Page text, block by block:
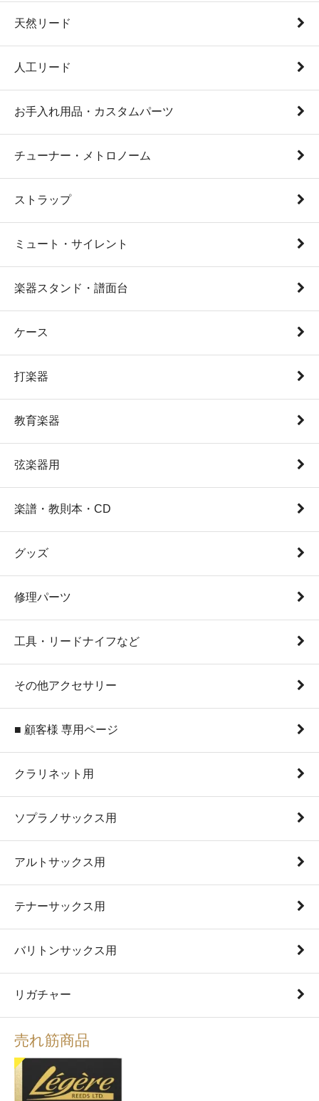
天然リード
人工リード
お手入れ用品・カスタムパーツ
チューナー・メトロノーム
ストラップ
ミュート・サイレント
楽器スタンド・譜面台
ケース
打楽器
教育楽器
弦楽器用
楽譜・教則本・CD
グッズ
修理パーツ
工具・リードナイフなど
その他アクセサリー
■ 顧客様 専用ページ
クラリネット用
ソプラノサックス用
アルトサックス用
テナーサックス用
バリトンサックス用
リガチャー
売れ筋商品